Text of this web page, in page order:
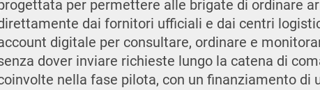
per permettere alle brigate di ordinare
dai fornitori ufficiali e dai centri
digitale per consultare, ordinare e
dover inviare richieste lungo la catena di
nella fase pilota, con un finanziamento di